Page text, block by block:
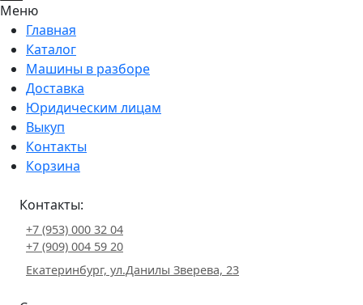
Меню
Главная
Каталог
Машины в разборе
Доставка
Юридическим лицам
Выкуп
Контакты
Корзина
Контакты:
+7 (953) 000 32 04
+7 (909) 004 59 20
Екатеринбург, ул.Данилы Зверева, 23